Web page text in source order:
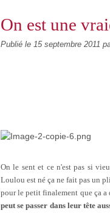
On est une
Publié le 15 septembre 2011
On le sent et ce n'est pas si
Loulou est né ça ne fait pas un
pour le petit finalement que ça a
peut se passer dans leur tête